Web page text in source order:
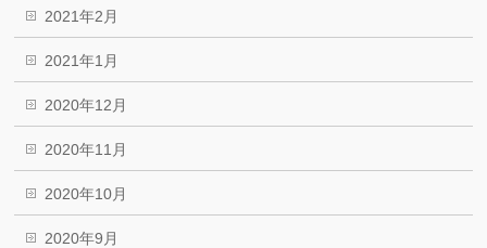
2021年2月
2021年1月
2020年12月
2020年11月
2020年10月
2020年9月